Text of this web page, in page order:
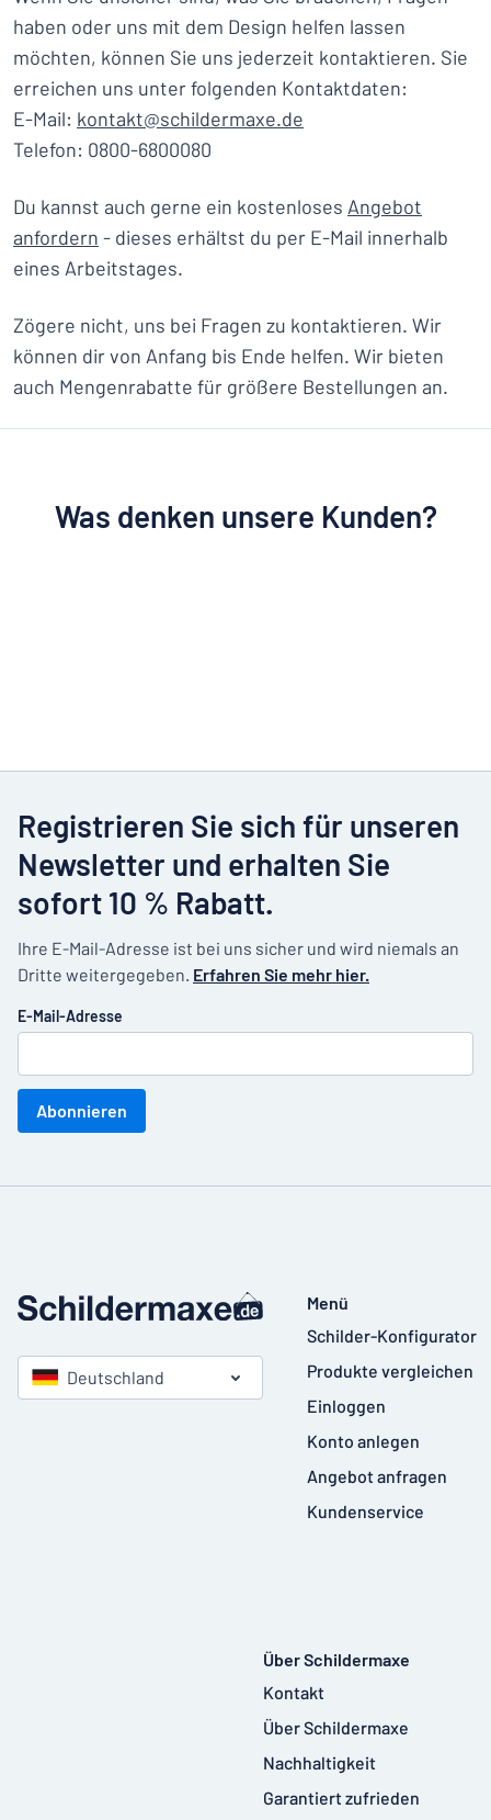
haben oder uns mit dem Design helfen lassen
möchten, können Sie uns jederzeit kontaktieren. Sie
erreichen uns unter folgenden Kontaktdaten:
E-Mail: kontakt@schildermaxe.de
Telefon: 0800-6800080
Du kannst auch gerne ein kostenloses Angebot
anfordern - dieses erhältst du per E-Mail innerhalb
eines Arbeitstages.
Zögere nicht, uns bei Fragen zu kontaktieren. Wir
können dir von Anfang bis Ende helfen. Wir bieten
auch Mengenrabatte für größere Bestellungen an.
Was denken unsere Kunden?
Registrieren Sie sich für unseren
Newsletter und erhalten Sie
sofort 10 % Rabatt.
Ihre E-Mail-Adresse ist bei uns sicher und wird niemals an
Dritte weitergegeben. Erfahren Sie mehr hier.
E-Mail-Adresse
Abonnieren
Deutschland
Menü
Schilder-Konfigurator
Produkte vergleichen
Einloggen
Konto anlegen
Angebot anfragen
Kundenservice
Über Schildermaxe
Kontakt
Über Schildermaxe
Nachhaltigkeit
Garantiert zufrieden